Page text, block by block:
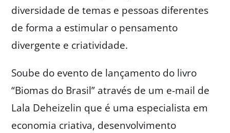
diversidade de temas e pessoas diferentes
de forma a estimular o pensamento
divergente e criatividade.
Soube do evento de lançamento do livro
“Biomas do Brasil” através de um e-mail de
Lala Deheizelin que é uma especialista em
economia criativa, desenvolvimento